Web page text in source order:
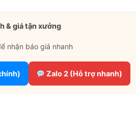
& giá tận xưởng
nhận báo giá nhanh
Zalo 2 (Hỗ trợ nhanh)